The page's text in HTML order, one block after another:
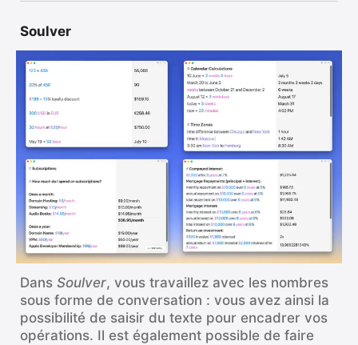
Soulver
Dans Soulver, vous travaillez avec les nombres
sous forme de conversation : vous avez ainsi la
possibilité de saisir du texte pour encadrer vos
opérations. Il est également possible de faire